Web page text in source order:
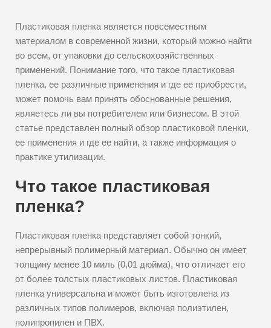
Пластиковая пленка является повсеместным
материалом в современной жизни, который можно найти
во всем, от упаковки до сельскохозяйственных
применений. Понимание того, что такое пластиковая
пленка, ее различные применения и где ее приобрести,
может помочь вам принять обоснованные решения,
являетесь ли вы потребителем или бизнесом. В этой
статье представлен полный обзор пластиковой пленки,
ее применения и где ее найти, а также информация о
практике утилизации.
Что такое пластиковая
пленка?
Пластиковая пленка представляет собой тонкий,
непрерывный полимерный материал. Обычно он имеет
толщину менее 10 миль (0,01 дюйма), что отличает его
от более толстых пластиковых листов. Пластиковая
пленка универсальна и может быть изготовлена из
различных типов полимеров, включая полиэтилен,
полипропилен и ПВХ.